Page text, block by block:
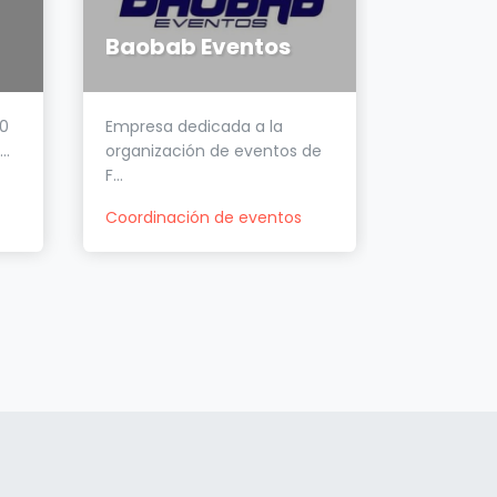
Baobab Eventos
Empresa dedicada a la
organización de eventos de
F...
Coordinación de eventos